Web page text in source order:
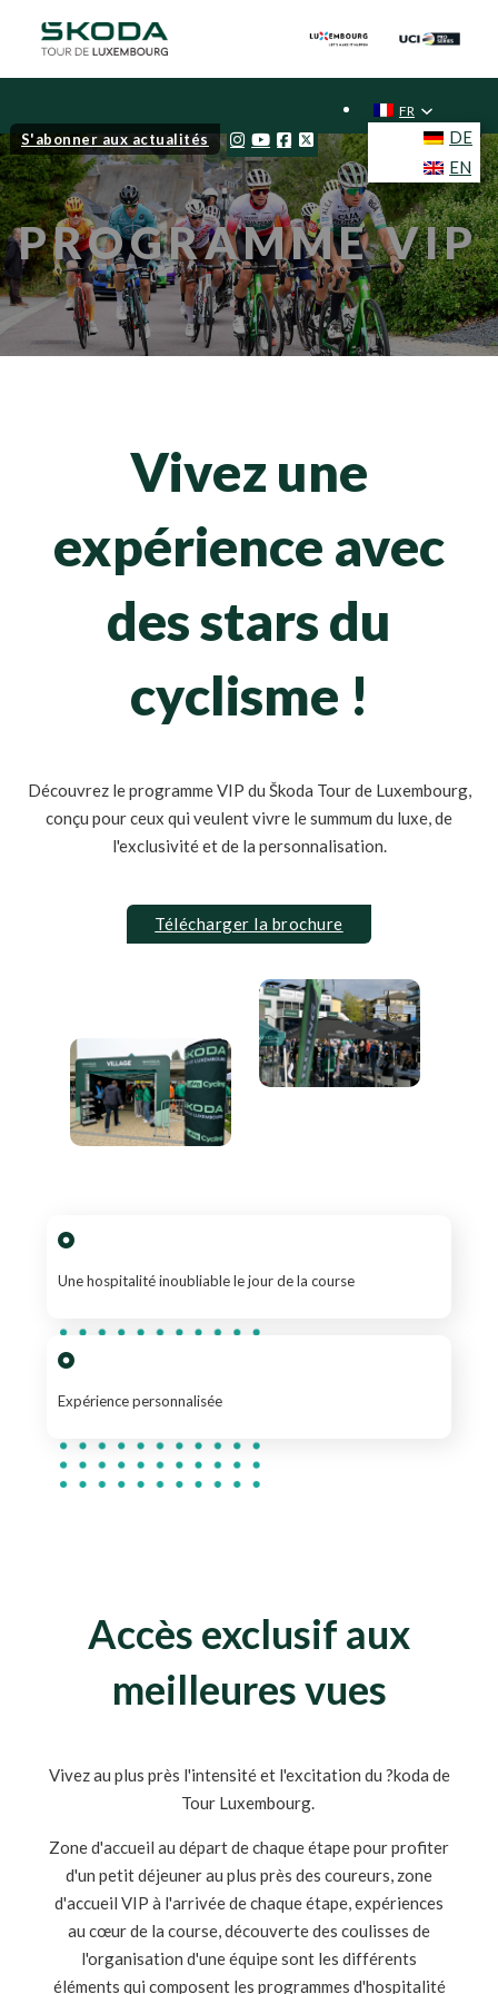
S'abonner aux actualités
FR
DE
EN
PROGRAMME VIP
Vivez une
expérience avec
des stars du
cyclisme !
Découvrez le programme VIP du Škoda Tour de Luxembourg,
conçu pour ceux qui veulent vivre le summum du luxe, de
l'exclusivité et de la personnalisation.
Télécharger la brochure
Une hospitalité inoubliable le jour de la course
Expérience personnalisée
Accès exclusif aux
meilleures vues
Vivez au plus près l'intensité et l'excitation du ?koda de
Tour Luxembourg.
Zone d'accueil au départ de chaque étape pour profiter
d'un petit déjeuner au plus près des coureurs, zone
d'accueil VIP à l'arrivée de chaque étape, expériences
au cœur de la course, découverte des coulisses de
l'organisation d'une équipe sont les différents
éléments qui composent les programmes d'hospitalité